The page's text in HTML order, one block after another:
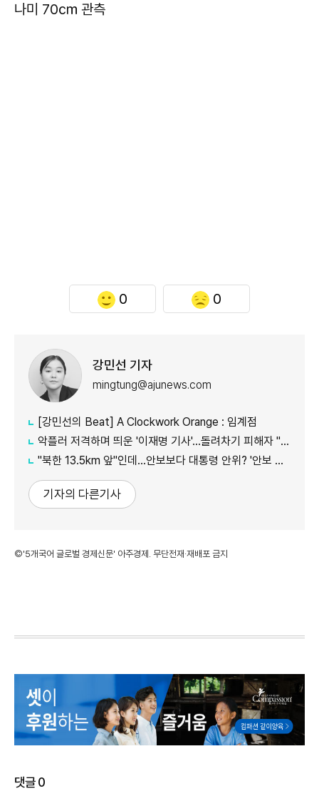
나미 70㎝ 관측
0 0
강민선 기자
mingtung@ajunews.com
[강민선의 Beat] A Clockwork Orange : 임계점
악플러 저격하며 띄운 '이재명 기사'...돌려차기 피해자 "누가 안 읽었나 보라"
"북한 13.5km 앞"인데...안보보다 대통령 안위? '안보 박살' 근황 총정리
기자의 다른기사
©'5개국어 글로벌 경제신문' 아주경제. 무단전재·재배포 금지
댓글0